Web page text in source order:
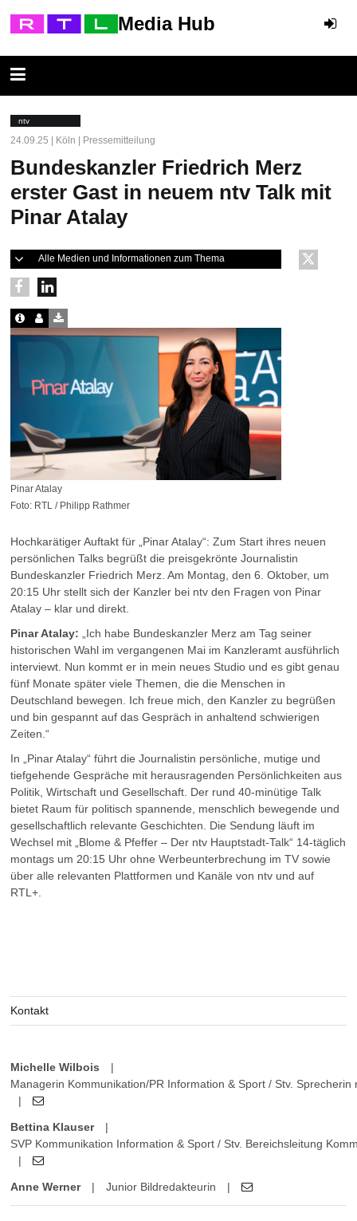
Media Hub
ntv
24.09.25 | Köln | Pressemitteilung
Bundeskanzler Friedrich Merz
erster Gast in neuem ntv Talk mit
Pinar Atalay
Alle Medien und Informationen zum Thema
Pinar Atalay
Foto: RTL / Philipp Rathmer
Hochkarätiger Auftakt für „Pinar Atalay“: Zum Start ihres neuen
persönlichen Talks begrüßt die preisgekrönte Journalistin
Bundeskanzler Friedrich Merz. Am Montag, den 6. Oktober, um
20:15 Uhr stellt sich der Kanzler bei ntv den Fragen von Pinar
Atalay – klar und direkt.
Pinar Atalay: „Ich habe Bundeskanzler Merz am Tag seiner
historischen Wahl im vergangenen Mai im Kanzleramt ausführlich
interviewt. Nun kommt er in mein neues Studio und es gibt genau
fünf Monate später viele Themen, die die Menschen in
Deutschland bewegen. Ich freue mich, den Kanzler zu begrüßen
und bin gespannt auf das Gespräch in anhaltend schwierigen
Zeiten.“
In „Pinar Atalay“ führt die Journalistin persönliche, mutige und
tiefgehende Gespräche mit herausragenden Persönlichkeiten aus
Politik, Wirtschaft und Gesellschaft. Der rund 40-minütige Talk
bietet Raum für politisch spannende, menschlich bewegende und
gesellschaftlich relevante Geschichten. Die Sendung läuft im
Wechsel mit „Blome & Pfeffer – Der ntv Hauptstadt-Talk“ 14-täglich
montags um 20:15 Uhr ohne Werbeunterbrechung im TV sowie
über alle relevanten Plattformen und Kanäle von ntv und auf
RTL+.
Kontakt
Michelle Wilbois
|
Managerin Kommunikation/PR Information & Sport / Stv. Sprecherin
|
Bettina Klauser
|
SVP Kommunikation Information & Sport / Stv. Bereichsleitung
|
Anne Werner | Junior Bildredakteurin |